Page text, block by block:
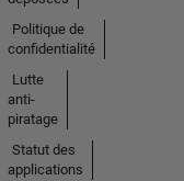
Politique de
confidentialité
Lutte
anti-
piratage
Statut des
applications